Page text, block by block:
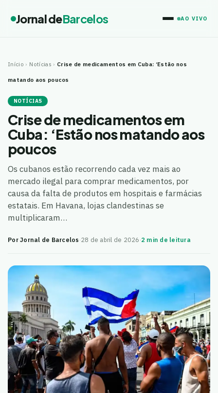
Jornal deBarcelos AO VIVO
Início › Notícias › Crise de medicamentos em Cuba: ‘Estão nos
matando aos poucos
NOTÍCIAS
Crise de medicamentos em
Cuba: ‘Estão nos matando aos
poucos
Os cubanos estão recorrendo cada vez mais ao
mercado ilegal para comprar medicamentos, por
causa da falta de produtos em hospitais e farmácias
estatais. Em Havana, lojas clandestinas se
multiplicaram…
Por Jornal de Barcelos·28 de abril de 2026·2 min de leitura